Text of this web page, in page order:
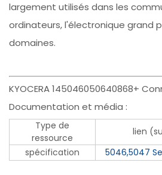
largement utilisés dans les
ordinateurs, l'électronique grand
domaines.
KYOCERA 145046050640868+
Documentation et média :
Type de
ressource
lien
spécification
5046,5047